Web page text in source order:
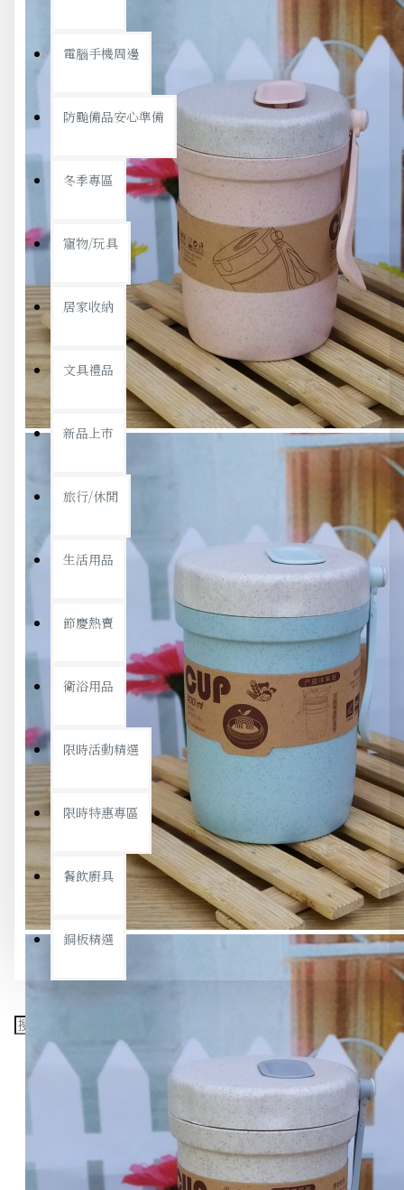
電腦手機周邊
防颱備品安心準備
冬季專區
寵物/玩具
居家收納
文具禮品
新品上市
旅行/休閒
生活用品
節慶熱賣
衛浴用品
限時活動精選
限時特惠專區
餐飲廚具
銅板精選